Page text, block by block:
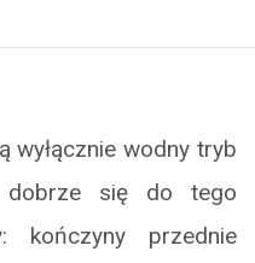
wyłącznie wodny tryb
dobrze się do tego
kończyny przednie